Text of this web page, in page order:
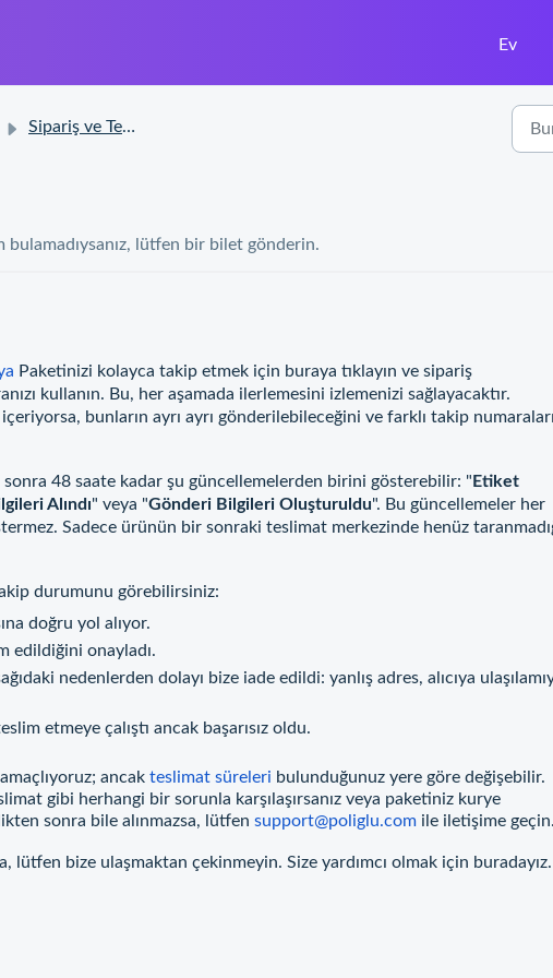
Ev
Sipariş ve Teslimat Durumu
bulamadıysanız, lütfen bir bilet gönderin.
Paketinizi kolayca takip etmek için buraya tıklayın ve sipariş
kullanın. Bu, her aşamada ilerlemesini izlemenizi sağlayacaktır.
bunların ayrı ayrı gönderilebileceğini ve farklı takip
48 saate kadar şu güncellemelerden birini gösterebilir: " Etiket
Alındı" veya "Gönderi Bilgileri Oluşturuldu". Bu güncellemeler her
Sadece ürünün bir sonraki teslimat merkezinde henüz
durumunu görebilirsiniz:
doğru yol alıyor.
edildiğini onayladı.
nedenlerden dolayı bize iade edildi: yanlış adres, alıcıya
etmeye çalıştı ancak başarısız oldu.
ancak teslimat süreleri bulunduğunuz yere göre değişebilir.
gibi herhangi bir sorunla karşılaşırsanız veya paketiniz kurye
sonra bile alınmazsa, lütfen support@poliglu.com ile iletişime geçin.
lütfen bize ulaşmaktan çekinmeyin. Size yardımcı olmak için buradayız.